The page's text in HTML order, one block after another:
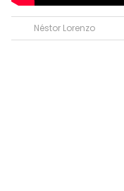
Néstor Lorenzo